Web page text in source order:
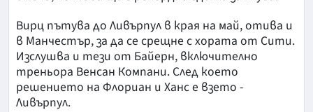
Вирц пътува до Ливърпул в края на май, отива и
в Манчестър, за да се срещне с хората от Сити.
Изслушва и тези от Байерн, включително
треньора Венсан Компани. След което
решението на Флориан и Ханс е взето -
Ливърпул.